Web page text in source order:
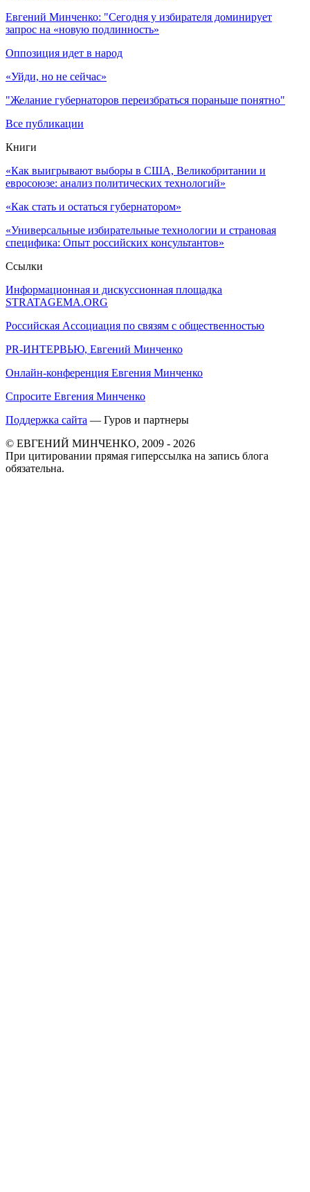
Евгений Минченко: "Сегодня у избирателя доминирует
запрос на «новую подлинность»
Оппозиция идет в народ
«Уйди, но не сейчас»
"Желание губернаторов переизбраться пораньше понятно"
Все публикации
Книги
«Как выигрывают выборы в США, Великобритании и
евросоюзе: анализ политических технологий»
«Как стать и остаться губернатором»
«Универсальные избирательные технологии и страновая
специфика: Опыт российских консультантов»
Ссылки
Информационная и дискуссионная площадка
STRATAGEMA.ORG
Российская Ассоциация по связям с общественностью
PR-ИНТЕРВЬЮ, Евгений Минченко
Онлайн-конференция Евгения Минченко
Спросите Евгения Минченко
Поддержка сайта — Гуров и партнеры
© ЕВГЕНИЙ МИНЧЕНКО, 2009 - 2026
При цитировании прямая гиперссылка на запись блога
обязательна.